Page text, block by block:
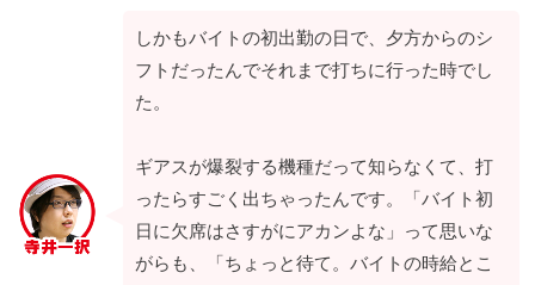
しかもバイトの初出勤の日で、夕方からのシ
フトだったんでそれまで打ちに行った時でし
た。
ギアスが爆裂する機種だって知らなくて、打
ったらすごく出ちゃったんです。「バイト初
日に欠席はさすがにアカンよな」って思いな
がらも、「ちょっと待て。バイトの時給とこ